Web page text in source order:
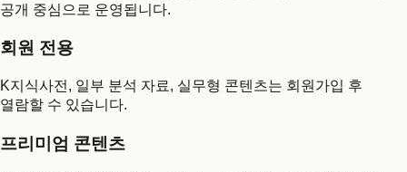
공개 중심으로 운영됩니다.
회원 전용
K지식사전, 일부 분석 자료, 실무형 콘텐츠는 회원가입 후
열람할 수 있습니다.
프리미엄 콘텐츠